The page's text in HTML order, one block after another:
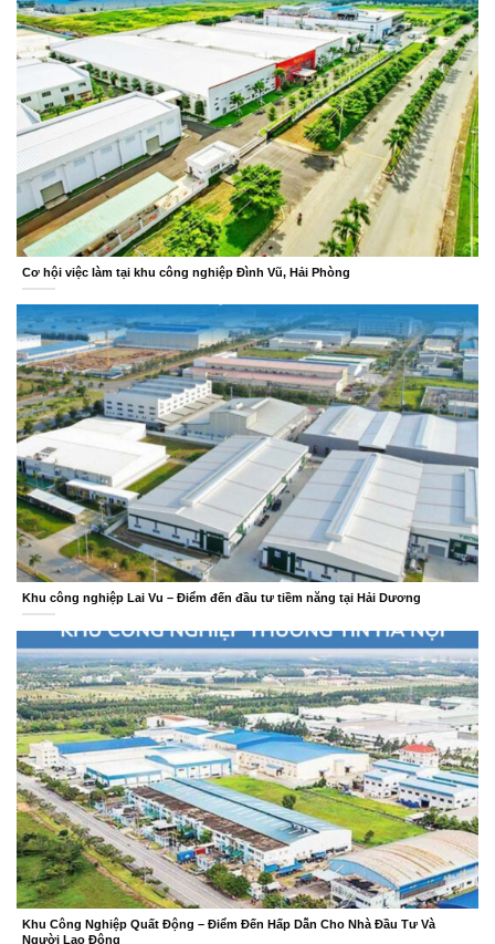
Cơ hội việc làm tại khu công nghiệp Đình Vũ, Hải Phòng
Khu công nghiệp Lai Vu – Điểm đến đầu tư tiềm năng tại Hải Dương
Khu Công Nghiệp Quất Động – Điểm Đến Hấp Dẫn Cho Nhà Đầu Tư Và
Người Lao Động